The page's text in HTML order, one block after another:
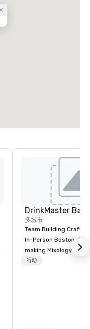
多城市
Team Building Craft
In-Person Boston. Our Cocktail-
making Mixology
complete turnkey
行动